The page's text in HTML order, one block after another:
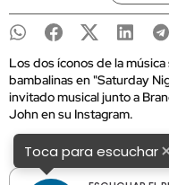
Los dos íconos de la
bambalinas en "Saturday
invitado musical junto a
John en su Instagram.
Toca para escuchar